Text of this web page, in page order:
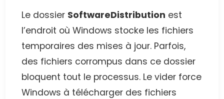
Le dossier SoftwareDistribution est
l’endroit où Windows stocke les fichiers
temporaires des mises à jour. Parfois,
des fichiers corrompus dans ce dossier
bloquent tout le processus. Le vider force
Windows à télécharger des fichiers